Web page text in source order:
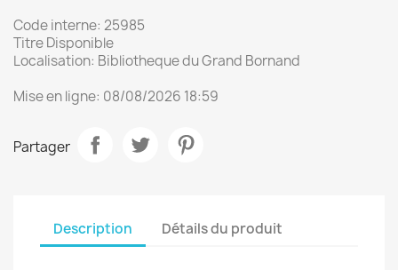
Code interne: 25985
Titre Disponible
Localisation: Bibliotheque du Grand Bornand
Mise en ligne: 08/08/2026 18:59
Partager
Description Détails du produit